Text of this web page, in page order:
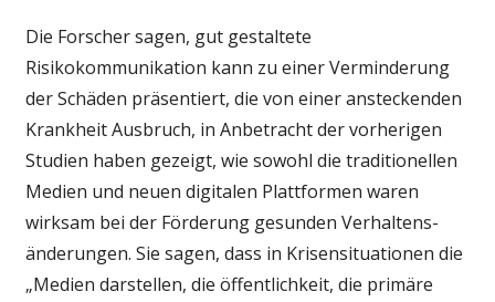
Die Forscher sagen, gut gestaltete
Risikokommunikation kann zu einer Verminderung
der Schäden präsentiert, die von einer ansteckenden
Krankheit Ausbruch, in Anbetracht der vorherigen
Studien haben gezeigt, wie sowohl die traditionellen
Medien und neuen digitalen Plattformen waren
wirksam bei der Förderung gesunden Verhaltens-
änderungen. Sie sagen, dass in Krisensituationen die
„Medien darstellen, die öffentlichkeit, die primäre